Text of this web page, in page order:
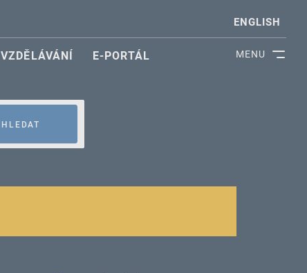
MENU
ENGLISH
VZDĚLÁVÁNÍ E-PORTÁL
HLEDAT